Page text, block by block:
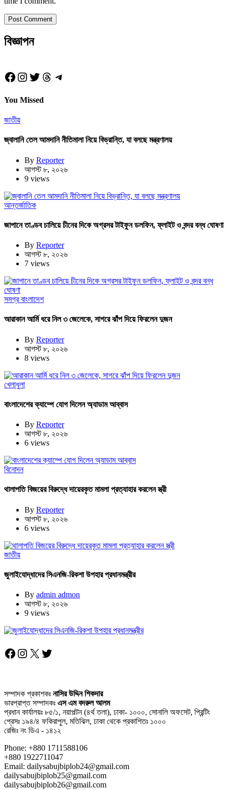
বিজ্ঞাপন
Facebook
Instagram
Twitter
Threads
Telegram
You Missed
জাতীয়
জ্বালানি তেল আমদানি নীতিমালা নিয়ে বিভ্রান্তি, যা বলছে মন্ত্রণালয়
By Reporter
আগস্ট ৮, ২০২৬
9 views
আন্তর্জাতিক
জাপানে তাণ্ডব চালিয়ে চীনের দিকে অগ্রসর টাইফুন ডলফিন, ফ্লাইট ও বন্দর বন্ধ ঘোষণা
By Reporter
আগস্ট ৮, ২০২৬
7 views
সমগ্র বাংলাদেশ
আরাকান আর্মি ধরে নিল ৩ জেলেকে, সাগরে ঝাঁপ দিয়ে ফিরলেন দুজন
By Reporter
আগস্ট ৮, ২০২৬
8 views
খেলাধুলা
বাংলাদেশের ক্যাম্পে যোগ দিলেন অ্যাডাম আব্বাস
By Reporter
আগস্ট ৮, ২০২৬
6 views
বিনোদন
থালাপতি বিজয়ের বিরুদ্ধে দায়েরকৃত মামলা প্রত্যাহার করলেন স্ত্রী
By Reporter
আগস্ট ৮, ২০২৬
6 views
জাতীয়
জুলাইযোদ্ধাদের সিএনজি-রিকশা উপহার প্রধানমন্ত্রীর
By admin admon
আগস্ট ৮, ২০২৬
9 views
Facebook
Instagram
X Twitter
সম্পাদক প্রকাশকঃ নাসির উদ্দিন শিকদার
ভারপ্রাপ্ত সম্পাদকঃ এস এম বদরুল আলম
প্রধান কার্যালয়ঃ ৮৫/১, নয়াপল্টন (৪র্থ তলা), ঢাকা- ১০০০, সোনালি অফসেট, প্রিন্টিং
প্রেসঃ ১৯৪/৪ ফকিরাপুল, মতিঝিল, ঢাকা থেকে প্রকাশিতঃ ১০০০
রেজিঃ নং ডিএ - ১৪১২
Phone: +880 1711588106
+880 1922711047
Email: dailysabujbiplob24@gmail.com
dailysabujbiplob25@gmail.com
dailysabujbiplob26@gmail.com